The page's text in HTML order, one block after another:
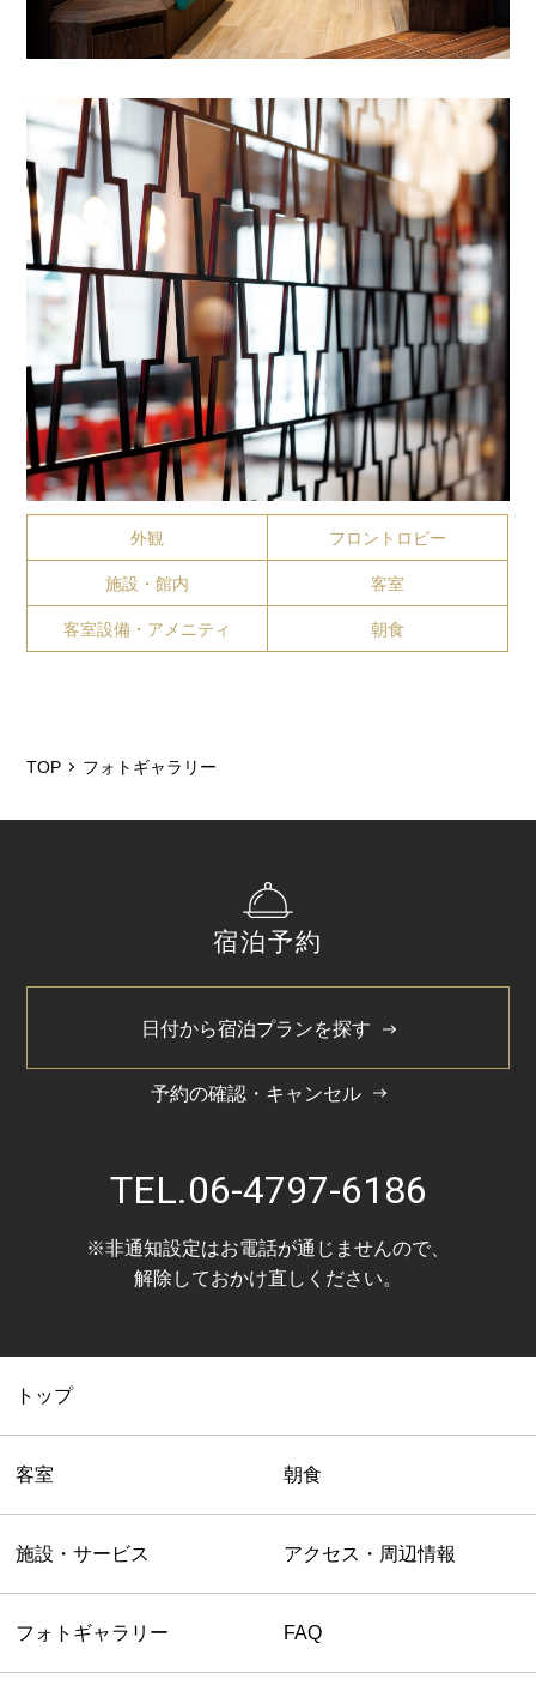
外観 フロントロビー
施設・館内 客室
客室設備・アメニティ 朝食
TOP フォトギャラリー
宿泊予約
日付から宿泊プランを探す
予約の確認・キャンセル
TEL.06-4797-6186
※非通知設定はお電話が通じませんので、
解除しておかけ直しください。
トップ
客室 朝食
施設・サービス アクセス・周辺情報
フォトギャラリー FAQ